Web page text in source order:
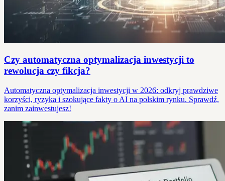
Czy automatyczna optymalizacja inwestycji to
rewolucja czy fikcja?
Automatyczna optymalizacja inwestycji w 2026: odkryj prawdziwe
korzyści, ryzyka i szokujące fakty o AI na polskim rynku. Sprawdź,
zanim zainwestujesz!